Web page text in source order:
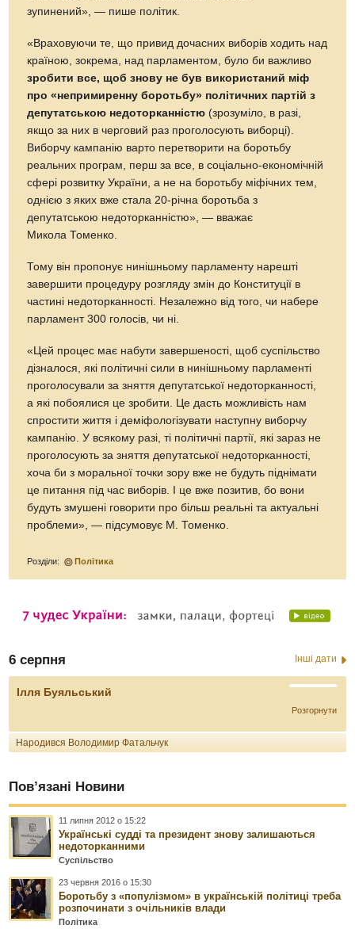
зупинений», — пише політик.
«Враховуючи те, що привид дочасних виборів ходить над
країною, зокрема, над парламентом, було би важливо
зробити все, щоб знову не був використаний міф
про «непримиренну боротьбу» політичних партій з
депутатською недоторканністю (зрозуміло, в разі,
якщо за них в черговий раз проголосують виборці).
Виборчу кампанію варто перетворити на боротьбу
реальних програм, перш за все, в соціально-економічній
сфері розвитку України, а не на боротьбу міфічних тем,
однією з яких вже стала 20-річна боротьба з
депутатською недоторканністю», — вважає
Микола Томенко.
Тому він пропонує нинішньому парламенту нарешті
завершити процедуру розгляду змін до Конституції в
частині недоторканності. Незалежно від того, чи набере
парламент 300 голосів, чи ні.
«Цей процес має набути завершеності, щоб суспільство
дізналося, які політичні сили в нинішньому парламенті
проголосували за зняття депутатської недоторканності,
а які побоялися це зробити. Це дасть можливість нам
спростити життя і деміфологізувати наступну виборчу
кампанію. У всякому разі, ті політичні партії, які зараз не
проголосують за зняття депутатської недоторканності,
хоча би з моральної точки зору вже не будуть піднімати
це питання під час виборів. І це вже позитив, бо вони
будуть змушені говорити про більш реальні та актуальні
проблеми», — підсумовує М. Томенко.
Розділи: Політика
6 серпня Інші дати
Ілля Буяльський
Розгорнути
Народився Володимир Фатальчук
Пов’язані Новини
11 липня 2012 о 15:22
Українські судді та президент знову залишаються
недоторканними
Суспільство
23 червня 2016 о 15:30
Боротьбу з «популізмом» в українській політиці треба
розпочинати з очільників влади
Політика